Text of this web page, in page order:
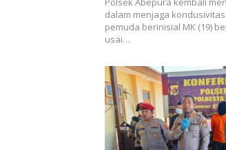
dalam menjaga
pemuda berinisial MK (19)
usai…